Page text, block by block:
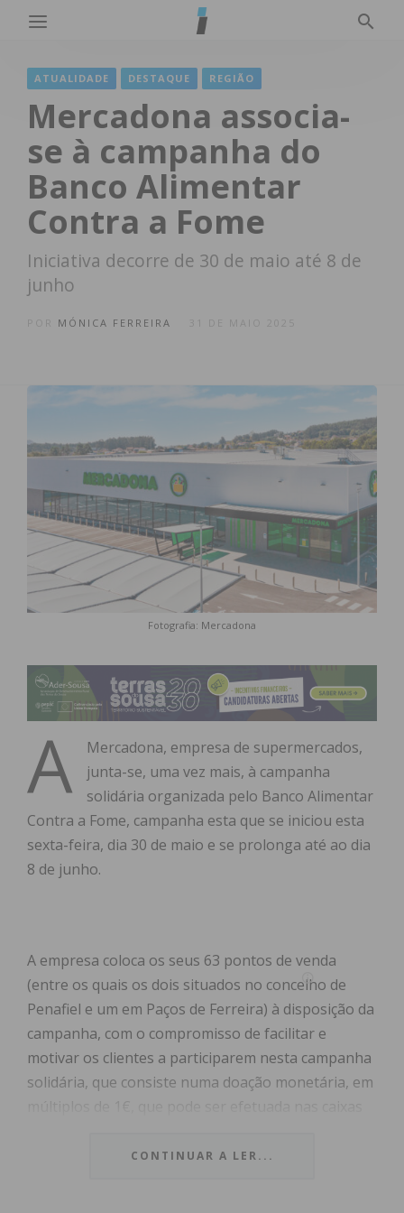
ATUALIDADE DESTAQUE REGIÃO
Mercadona associa-
se à campanha do
Banco Alimentar
Contra a Fome
Iniciativa decorre de 30 de maio até 8 de
junho
MÓNICA FERREIRA 31 DE MAIO 2025
Fotografia: Mercadona
A
Mercadona, empresa de supermercados,
junta-se, uma vez mais, à campanha
solidária organizada pelo Banco Alimentar
Contra a Fome, campanha esta que se iniciou esta
sexta-feira, dia 30 de maio e se prolonga até ao dia
8 de junho.
A empresa coloca os seus 63 pontos de venda
(entre os quais os dois situados no concelho de
Penafiel e um em Paços de Ferreira) à disposição da
campanha, com o compromisso de facilitar e
motivar os clientes a participarem nesta campanha
solidária, que consiste numa doação monetária, em
doados serão integralmente convertidos em
CONTINUAR A LER...